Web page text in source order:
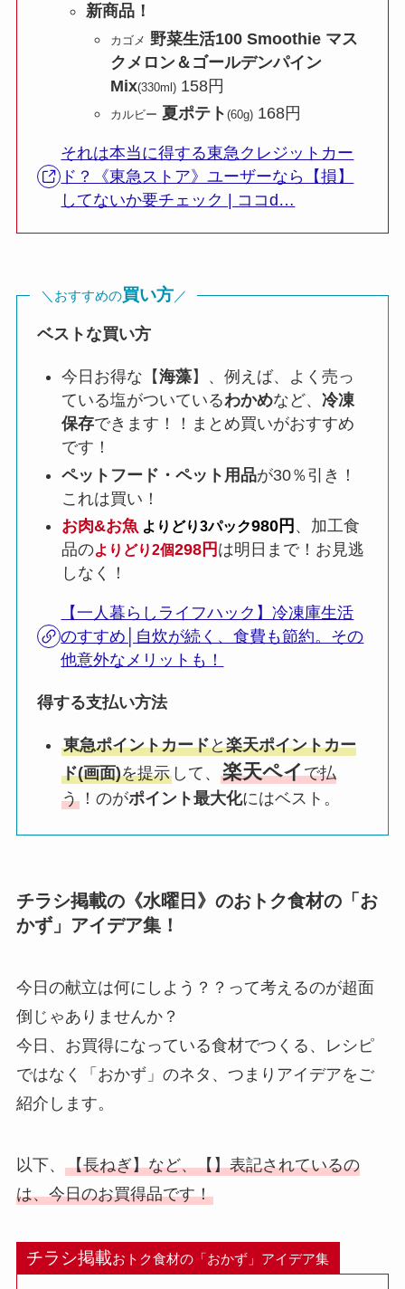
新商品！
カゴメ 野菜生活100 Smoothie マス
クメロン＆ゴールデンパイン
Mix(330ml) 158円
カルビー 夏ポテト (60g) 168円
それは本当に得する東急クレジットカー
ド？《東急ストア》ユーザーなら【損】
してないか要チェック | ココd…
＼おすすめの買い方／
ベストな買い方
今日お得な【海藻】、例えば、よく売っ
ている塩がついているわかめなど、冷凍
保存できます！！まとめ買いがおすすめ
です！
ペットフード・ペット用品が30％引き！
これは買い！
お肉&お魚 よりどり3パック980円 、加工食
品のよりどり2個298円 は明日まで！お見逃
しなく！
【一人暮らしライフハック】冷凍庫生活
のすすめ│自炊が続く、食費も節約。その
他意外なメリットも！
得する支払い方法
東急ポイントカードと楽天ポイントカー
ド(画面)を提示 して、楽天ペイで払
う ！のがポイント最大化にはベスト。
チラシ掲載の《水曜日》のおトク食材の「お
かず」アイデア集！
今日の献立は何にしよう？？って考えるのが超面
倒じゃありませんか？
今日、お買得になっている食材でつくる、レシピ
ではなく「おかず」のネタ、つまりアイデアをご
紹介します。
以下、 【長ねぎ】など、【】表記されているの
は、今日のお買得品です！
チラシ掲載おトク食材の「おかず」アイデア集